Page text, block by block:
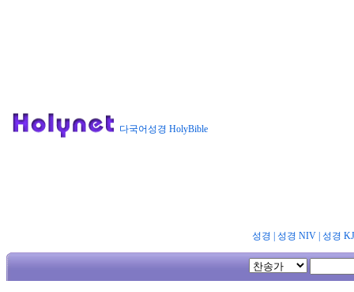
다국어성경 HolyBible
성경 성경 NIV| 성경